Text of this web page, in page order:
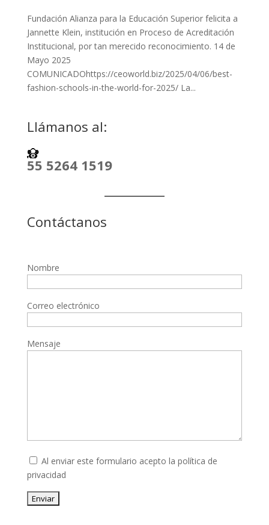
Fundación Alianza para la Educación Superior felicita a
Jannette Klein, institución en Proceso de Acreditación
Institucional, por tan merecido reconocimiento. 14 de
Mayo 2025
COMUNICADOhttps://ceoworld.biz/2025/04/06/best-
fashion-schools-in-the-world-for-2025/ La...
Llámanos al:
55 5264 1519
Contáctanos
Nombre
Correo electrónico
Mensaje
Al enviar este formulario acepto la política de
privacidad
Enviar